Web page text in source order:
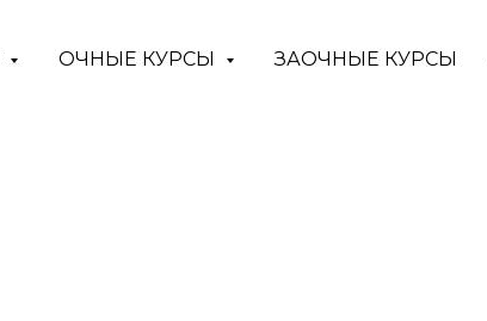
ОЧНЫЕ КУРСЫ ЗАОЧНЫЕ КУРСЫ